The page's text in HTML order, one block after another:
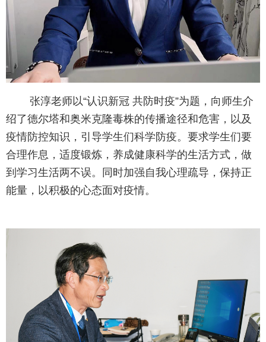
张淳老师以“认识新冠 共防时疫”为题，向师生介
绍了德尔塔和奥米克隆毒株的传播途径和危害，以及
疫情防控知识，引导学生们科学防疫。要求学生们要
合理作息，适度锻炼，养成健康科学的生活方式，做
到学习生活两不误。同时加强自我心理疏导，保持正
能量，以积极的心态面对疫情。